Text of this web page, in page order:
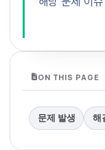
ON THIS PAGE
문제 발생 해